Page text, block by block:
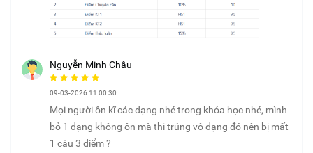
Nguyễn Minh Châu
09-03-2026 11:00:30
Mọi người ôn kĩ các dạng nhé trong khóa học nhé, mình
bỏ 1 dạng không ôn mà thi trúng vô dạng đó nên bị mất
1 câu 3 điểm ?